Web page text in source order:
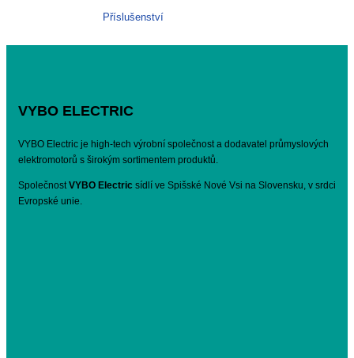
Příslušenství
VYBO ELECTRIC
VYBO Electric je high-tech výrobní společnost a dodavatel průmyslových
elektromotorů s širokým sortimentem produktů.
SpolečnostVYBO Electric sídlí ve Spišské Nové Vsi na Slovensku, v srdci
Evropské unie.